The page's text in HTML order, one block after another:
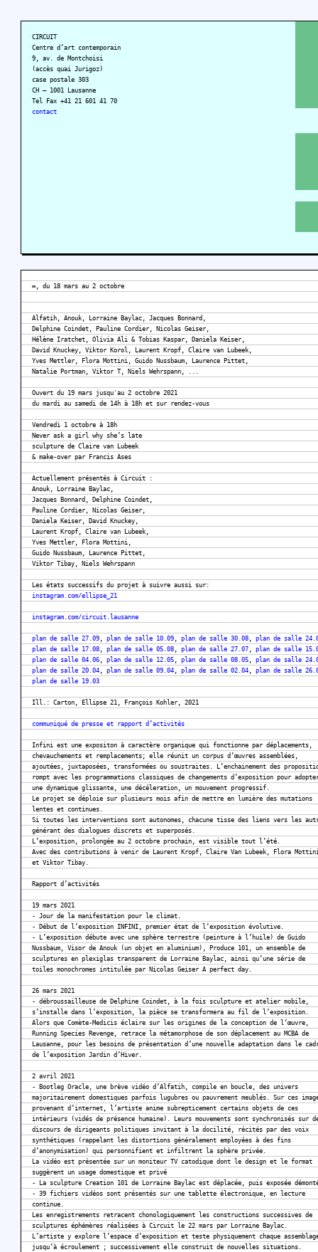
CIRCUIT
Centre d’art contemporain
9, av. de Montchoisi
(accès quai Jurigoz)
case postale 303
CH – 1001 Lausanne
Tel Fax +41 21 601 41 70
contact
∞, du 18 mars au 2 octobre
Alfatih, Anouk, Lorraine Baylac, Jacques Bonnard,
Delphine Coindet, Pauline Cordier, Nicolas Geiser,
Hélène Iratchet, Olivia Ali & Tobias Kaspar, Daniela Keiser,
David Knuckey, Viktor Korol, Laurent Kropf, Claire van Lubeek,
Yves Mettler, Flora Mottini, Guido Nussbaum, Laurence Pittet,
Natalie Portman, Viktor T, Niels Wehrspann, ...
Ouvert du 19 mars jusqu'au 2 octobre 2021
du mardi au samedi de 14h à 18h et sur rendez-vous
Vendredi 1 octobre à 18h
Never ask a girl why she’s late
sculpture de Claire van Lubeek
& make-over par Francis Ases
Actuellement présentés à Circuit :
Anouk, Lorraine Baylac,
Jacques Bonnard, Delphine Coindet,
Pauline Cordier, Nicolas Geiser,
Daniela Keiser, David Knuckey,
Laurent Kropf, Claire van Lubeek,
Yves Mettler, Flora Mottini,
Guido Nussbaum, Laurence Pittet,
Viktor Tibay, Niels Wehrspann
Les états successifs du projet à suivre aussi sur:
instagram.com/ellipse_21
instagram.com/circuit.lausanne
plan de salle 27.09 , plan de salle 10.09 , plan de salle 30.08 , plan de salle
plan de salle 17.08 , plan de salle 05.08 , plan de salle 27.07 , plan de salle
plan de salle 04.06 , plan de salle 12.05 , plan de salle 08.05 , plan de salle
plan de salle 20.04 , plan de salle 09.04 , plan de salle 02.04 , plan de salle
plan de salle 19.03
Ill.: Carton, Ellipse 21, François Kohler, 2021
communiqué de presse et rapport d’activités
Infini est une expositon à caractère organique qui fonctionne par déplacements,
chevauchements et remplacements; elle réunit un corpus d’œuvres assemblées,
ajoutées, juxtaposées, transformées ou soustraites. L’enchainement des
rompt avec les programmations classiques de changements d’exposition pour
une dynamique glissante, une décéleration, un mouvement progressif.
Le projet se déploie sur plusieurs mois afin de mettre en lumière des mutations
lentes et continues.
Si toutes les interventions sont autonomes, chacune tisse des liens vers les
générant des dialogues discrets et superposés.
L’exposition, prolongée au 2 octobre prochain, est visible tout l’été.
Avec des contributions à venir de Laurent Kropf, Claire Van Lubeek, Flora
et Viktor Tibay.
Rapport d’activités
19 mars 2021
- Jour de la manifestation pour le climat.
- Début de l’exposition INFINI, premier état de l’exposition évolutive.
- L’exposition débute avec une sphère terrestre (peinture à l’huile) de Guido
Nussbaum, Visor de Anouk (un objet en aluminium), Produce 101, un ensemble de
sculptures en plexiglas transparent de Lorraine Baylac, ainsi qu’une série de
toiles monochromes intitulée par Nicolas Geiser A perfect day.
26 mars 2021
- débroussailleuse de Delphine Coindet, à la fois sculpture et atelier mobile,
s’installe dans l’exposition, la pièce se transformera au fil de l’exposition.
Alors que Comète-Medicis éclaire sur les origines de la conception de l’œuvre,
Running Species Revenge, retrace la métamorphose de son déplacement au MCBA de
Lausanne, pour les besoins de présentation d’une nouvelle adaptation dans le
de l’exposition Jardin d’Hiver.
2 avril 2021
- Bootleg Oracle, une brève vidéo d’Alfatih, compile en boucle, des univers
majoritairement domestiques parfois lugubres ou pauvrement meublés. Sur ces
provenant d’internet, l’artiste anime subrepticement certains objets de ces
intérieurs (vidés de présence humaine). Leurs mouvements sont synchronisés sur
discours de dirigeants politiques invitant à la docilité, récités par des voix
synthétiques (rappelant les distortions généralement employées à des fins
d’anonymisation) qui personnifient et infiltrent la sphère privée.
La vidéo est présentée sur un moniteur TV catodique dont le design et le format
suggèrent un usage domestique et privé
- La sculpture Creation 101 de Lorraine Baylac est déplacée, puis exposée
- 39 fichiers vidéos sont présentés sur une tablette électronique, en lecture
continue.
Les enregistrements retracent chonologiquement les constructions successives de
sculptures éphémères réalisées à Circuit le 22 mars par Lorraine Baylac.
L’artiste y explore l’espace d’exposition et teste physiquement chaque
jusqu’à écroulement ; successivement elle construit de nouvelles situations.